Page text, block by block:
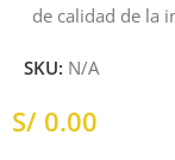
de calidad de la
SKU: N/A
S/